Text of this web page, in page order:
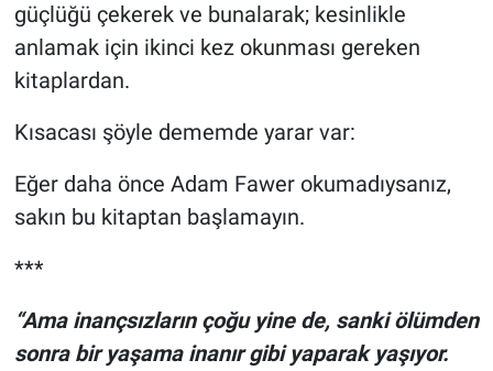
güçlüğü çekerek ve bunalarak; kesinlikle
anlamak için ikinci kez okunması gereken
kitaplardan.
Kısacası şöyle dememde yarar var:
Eğer daha önce Adam Fawer okumadıysanız,
sakın bu kitaptan başlamayın.
***
“Ama inançsızların çoğu yine de, sanki ölümden
sonra bir yaşama inanır gibi yaparak yaşıyor.